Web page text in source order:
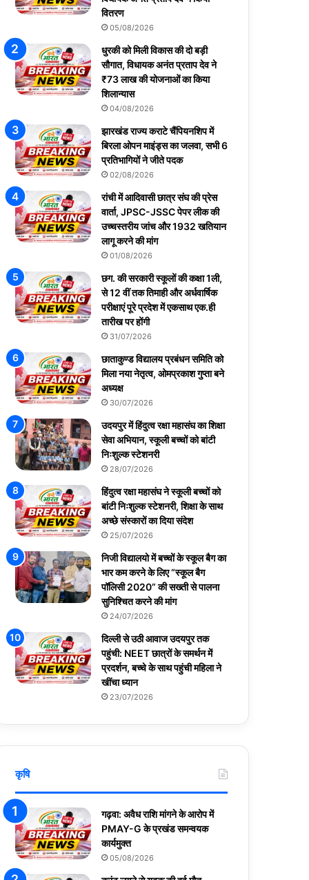
वितरण
05/08/2026
धुरकी को मिली विकास की दो बड़ी
सौगात, विधायक अनंत प्रताप देव ने
₹73 लाख की योजनाओं का किया
शिलान्यास
04/08/2026
झारखंड राज्य कराटे चैंपियनशिप में
बिरला ओपन माइंड्स का जलवा, सभी 6
प्रतिभागियों ने जीते पदक
02/08/2026
रांची में आदिवासी छात्र संघ की प्रेस
वार्ता, JPSC-JSSC पेपर लीक की
उच्चस्तरीय जांच और 1932 खतियान
लागू करने की मांग
01/08/2026
छग. की सरकारी स्कूलों की कक्षा 1ली,
से 12 वीं तक तिमाही और अर्धवार्षिक
परीक्षाएं पूरे प्रदेश में एकसाथ एक.ही
तारीख पर होंगी
31/07/2026
छाताकुण्ड विद्यालय प्रबंधन समिति को
मिला नया नेतृत्व, ओमप्रकाश गुप्ता बने
अध्यक्ष
30/07/2026
उदयपुर में हिंदुत्व रक्षा महासंघ का शिक्षा
सेवा अभियान, स्कूली बच्चों को बांटी
निःशुल्क स्टेशनरी
28/07/2026
हिंदुत्व रक्षा महासंघ ने स्कूली बच्चों को
बांटी निःशुल्क स्टेशनरी, शिक्षा के साथ
अच्छे संस्कारों का दिया संदेश
25/07/2026
निजी विद्यालयो में बच्चों के स्कूल बैग का
भार कम करने के लिए “स्कूल बैग
पॉलिसी 2020” की सख्ती से पालना
सुनिश्चित करने की मांग
24/07/2026
दिल्ली से उठी आवाज उदयपुर तक
पहुंची: NEET छात्रों के समर्थन में
प्रदर्शन, बच्चे के साथ पहुंची महिला ने
खींचा ध्यान
23/07/2026
कृषि
गढ़वा: अवैध राशि मांगने के आरोप में
PMAY-G के प्रखंड समन्वयक
कार्यमुक्त
05/08/2026